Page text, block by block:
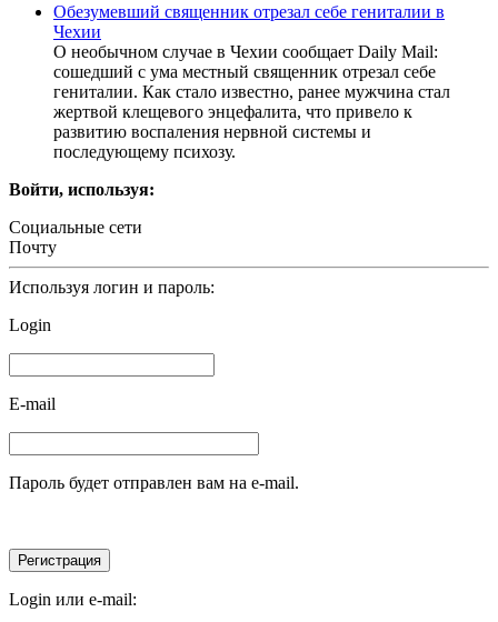
Обезумевший священник отрезал себе гениталии в
Чехии
О необычном случае в Чехии сообщает Daily Mail:
сошедший с ума местный священник отрезал себе
гениталии. Как стало известно, ранее мужчина стал
жертвой клещевого энцефалита, что привело к
развитию воспаления нервной системы и
последующему психозу.
Войти, используя:
Социальные сети
Почту
Используя логин и пароль:
Login
E-mail
Пароль будет отправлен вам на e-mail.
Login или e-mail: